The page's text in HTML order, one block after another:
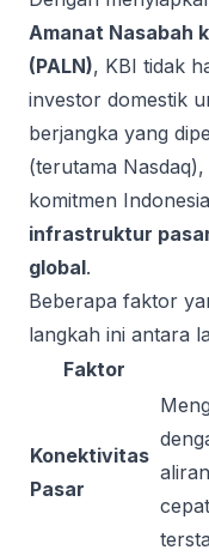
Amanat Nasabah
(PALN), KBI tidak
investor domestik
berjangka yang
(terutama
komitmen
infrastruktur
global.
Beberapa faktor
langkah ini antara
Faktor
Konektivitas
Pasar